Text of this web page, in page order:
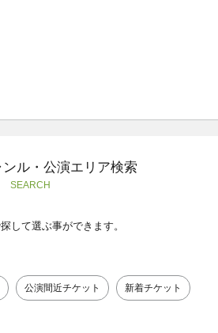
ル・公演エリア検索
SEARCH
して選ぶ事ができます。
公演間近チケット 新着チケット